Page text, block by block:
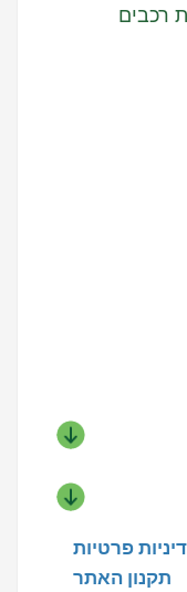
רכבים
פרטיות
תקנון האתר